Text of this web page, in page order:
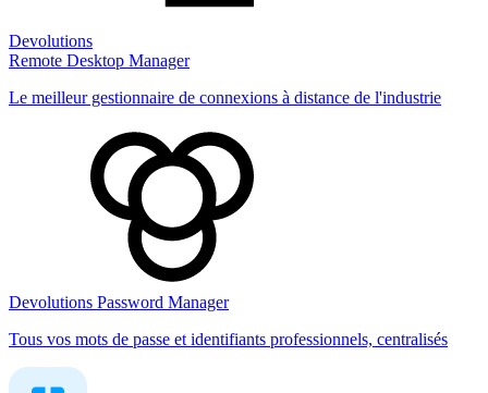
Devolutions
Remote Desktop Manager
Le meilleur gestionnaire de connexions à distance de l'industrie
Devolutions Password Manager
Tous vos mots de passe et identifiants professionnels, centralisés